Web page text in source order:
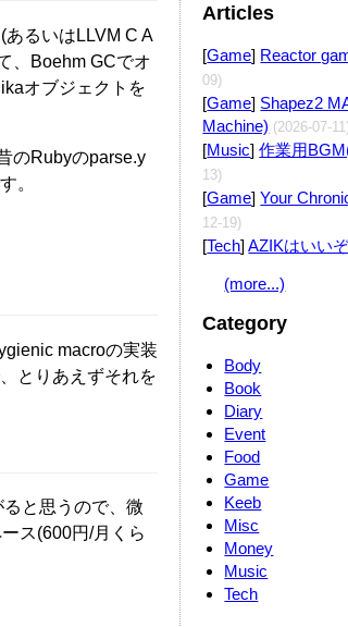
るいはLLVM C A
、Boehm GCでオ
オブジェクトを
のRubyのparse.y
。
macroの実装
とりあえずそれを
と思うので、微
ス(600円/月くら
Articles
[Game] Reactor
09)
[Game] Shapez2
Machine) (2026-07-
[Music]作業用
13)
[Game]Your
12-19)
[Tech]AZIKはいい
(more...)
Category
Body
Book
Diary
Event
Food
Game
Keeb
Misc
Money
Music
Tech